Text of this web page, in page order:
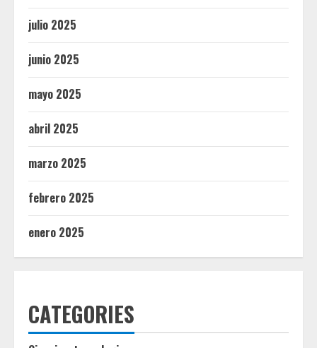
julio 2025
junio 2025
mayo 2025
abril 2025
marzo 2025
febrero 2025
enero 2025
CATEGORIES